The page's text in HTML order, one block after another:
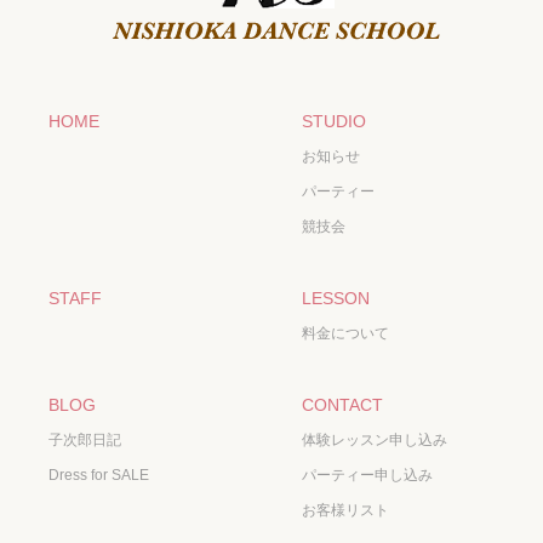
HOME STUDIO
お知らせ
パーティー
競技会
STAFF LESSON
料金について
BLOG
子次郎日記
Dress for SALE
CONTACT
体験レッスン申し込み
パーティー申し込み
お客様リスト